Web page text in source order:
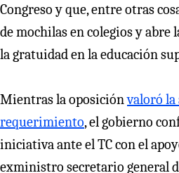
Congreso y que, entre otras
de mochilas en colegios y abre
la gratuidad en la educación
Mientras la oposiciónvaloró
requerimiento, el gobierno
iniciativa ante el TC con el
exministro secretario general